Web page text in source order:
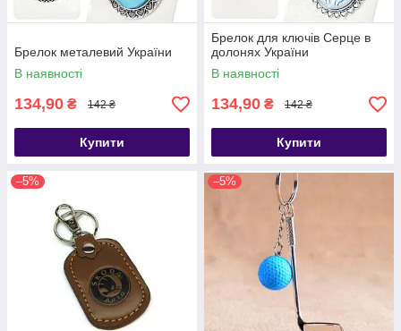
Брелок металевий України
В наявності
134,90 ₴ 142 ₴
Купити
Брелок для ключів Серце в
долонях України
В наявності
134,90 ₴ 142 ₴
Купити
–5% –5%